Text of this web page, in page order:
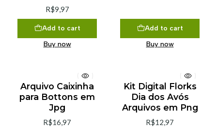
R$9,97
Add to cart
Buy now
Add to cart
Buy now
Arquivo Caixinha
para Bottons em
Jpg
R$16,97
Kit Digital Florks
Dia dos Avós
Arquivos em Png
R$12,97